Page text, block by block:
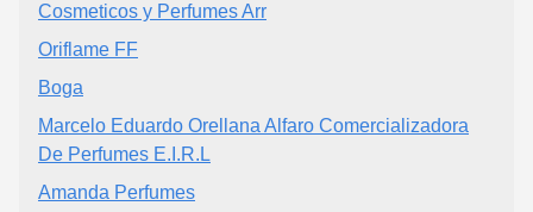
Cosmeticos y Perfumes Arr
Oriflame FF
Boga
Marcelo Eduardo Orellana Alfaro Comercializadora
De Perfumes E.I.R.L
Amanda Perfumes